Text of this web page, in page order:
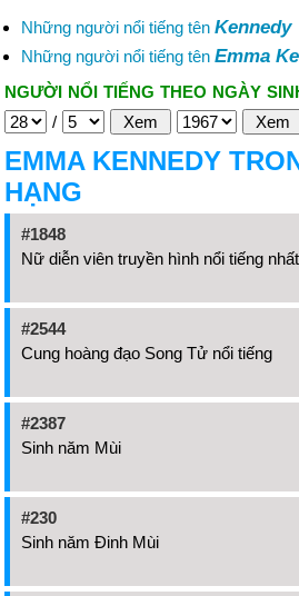
Những người nổi tiếng tên Kennedy
Những người nổi tiếng tên Emma
NGƯỜI NỔI TIẾNG THEO NGÀY
/
EMMA KENNEDY
HẠNG
#1848
Nữ diễn viên truyền hình nổi tiếng nhất
#2544
Cung hoàng đạo Song Tử nổi tiếng
#2387
Sinh năm Mùi
#230
Sinh năm Đinh Mùi